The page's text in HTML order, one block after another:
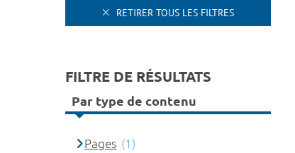
RETIRER TOUS LES FILTRES
FILTRE DE RÉSULTATS
Par type de contenu
Pages (1)